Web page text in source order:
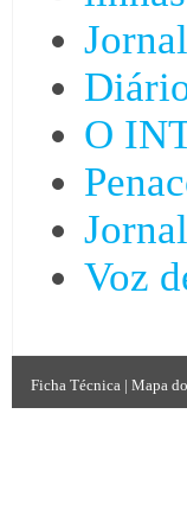
O
Voz
Ficha Técnica | Mapa